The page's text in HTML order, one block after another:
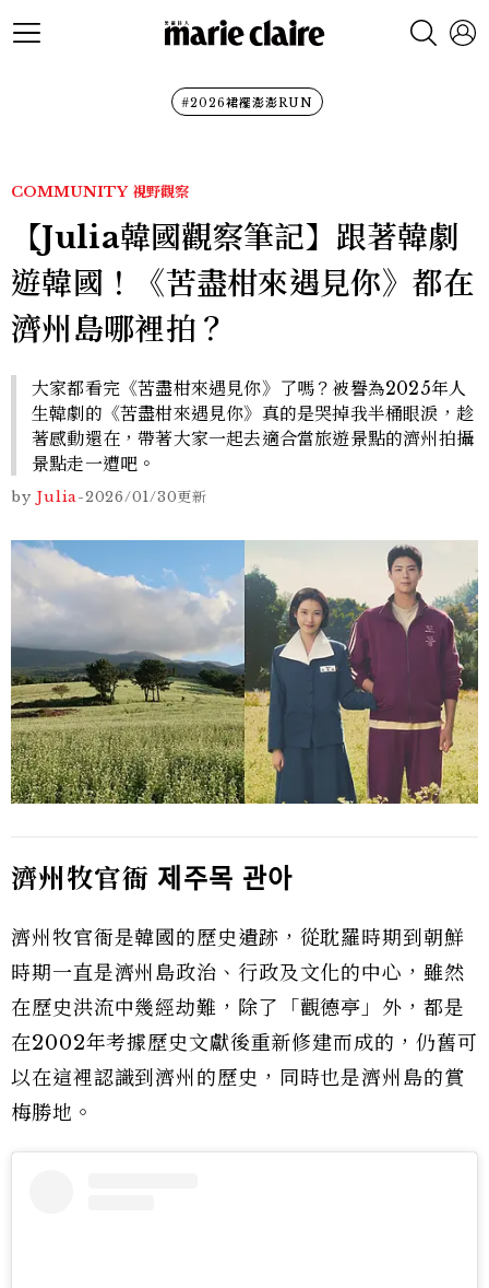
#2026裙襬澎澎RUN
COMMUNITY 視野觀察
【Julia韓國觀察筆記】跟著韓劇
遊韓國！《苦盡柑來遇見你》都在
濟州島哪裡拍？
大家都看完《苦盡柑來遇見你》了嗎？被譽為2025年人
生韓劇的《苦盡柑來遇見你》真的是哭掉我半桶眼淚，趁
著感動還在，帶著大家一起去適合當旅遊景點的濟州拍攝
景點走一遭吧。
by Julia-2026/01/30更新
濟州牧官衙제주목 관아
濟州牧官衙是韓國的歷史遺跡，從耽羅時期到朝鮮
時期一直是濟州島政治、行政及文化的中心，雖然
在歷史洪流中幾經劫難，除了「觀德亭」外，都是
在2002年考據歷史文獻後重新修建而成的，仍舊可
以在這裡認識到濟州的歷史，同時也是濟州島的賞
梅勝地。